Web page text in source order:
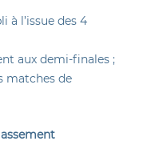
à l’issue des 4
aux demi-finales ;
matches de